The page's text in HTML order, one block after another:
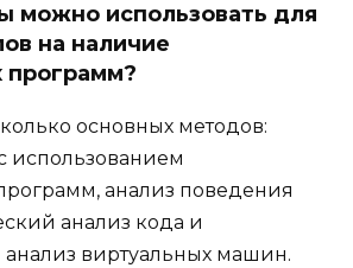
можно использовать для
на наличие
программ?
основных методов:
использованием
анализ поведения
анализ кода и
виртуальных машин.